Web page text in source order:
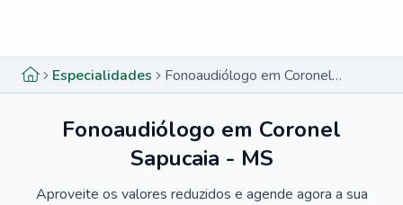
Especialidades Fonoaudiólogo em Coronel Sapucaia - MS
Fonoaudiólogo em Coronel
Sapucaia - MS
Aproveite os valores reduzidos e agende agora a sua